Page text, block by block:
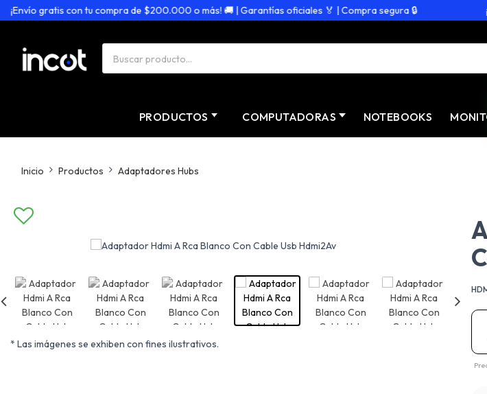
gratis con tu compra de $200.000 o más! 🚚 | Garantías oficiales 🏅 | Compra segura 🔒
PRODUCTOS COMPUTADORAS NOTEBOOKS
Inicio Productos Adaptadores Hubs
* Las imágenes se exhiben con fines ilustrativos.